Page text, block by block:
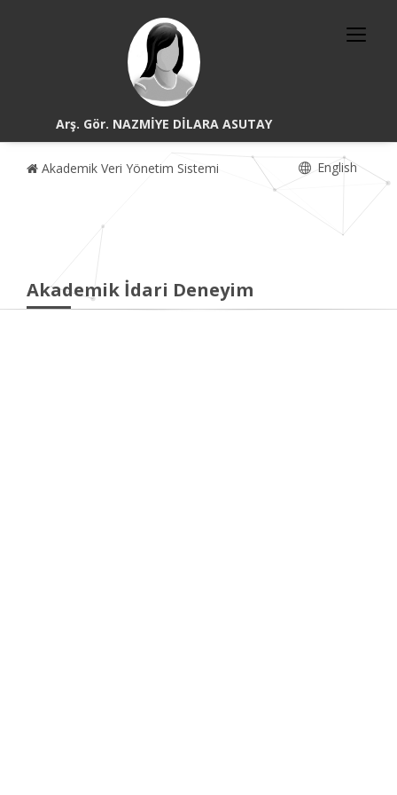
Arş. Gör. NAZMİYE DİLARA ASUTAY
Akademik Veri Yönetim Sistemi English
Akademik İdari Deneyim